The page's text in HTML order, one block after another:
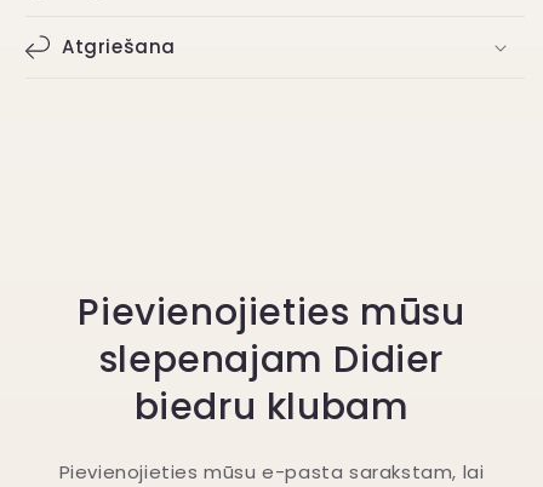
Atgriešana
Pievienojieties mūsu
slepenajam Didier
biedru klubam
Pievienojieties mūsu e-pasta sarakstam, lai